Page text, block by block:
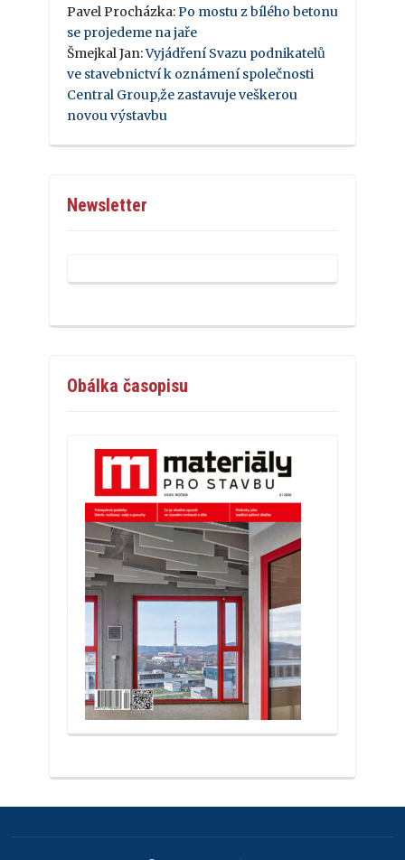
Pavel Procházka: Po mostu z bílého betonu
se projedeme na jaře
Šmejkal Jan:Vyjádření Svazu podnikatelů
ve stavebnictví k oznámení společnosti
Central Group,že zastavuje veškerou
novou výstavbu
Newsletter
Obálka časopisu